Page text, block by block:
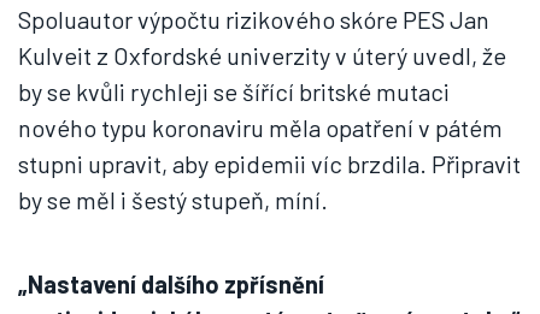
Spoluautor výpočtu rizikového skóre PES Jan
Kulveit z Oxfordské univerzity v úterý uvedl, že
by se kvůli rychleji se šířící britské mutaci
nového typu koronaviru měla opatření v pátém
stupni upravit, aby epidemii víc brzdila. Připravit
by se měl i šestý stupeň, míní.
„Nastavení dalšího zpřísnění